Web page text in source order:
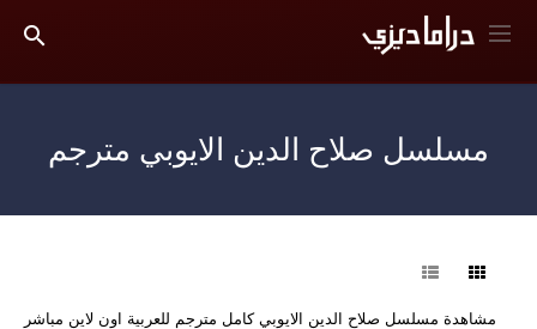
مسلسل صلاح الدين الايوبي مترجم
مشاهدة مسلسل صلاح الدين الايوبي كامل مترجم للعربية اون لاين مباشر